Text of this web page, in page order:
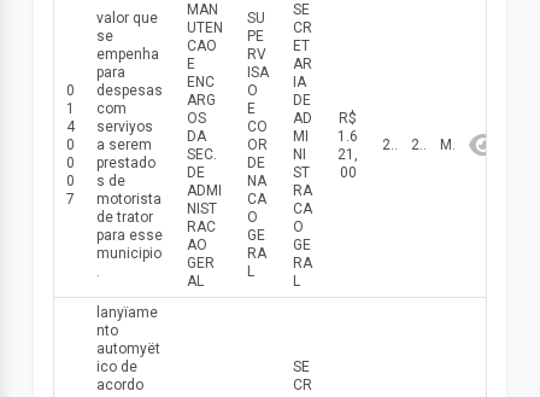
0
1
4
0
0
0
7
valor que
se
empenha
para
despesas
com
serviуos
a serem
prestado
s de
motorista
de trator
para esse
municipio
.
MAN
UTEN
CAO
E
ENC
ARG
OS
DA
SEC.
DE
ADMI
NIST
RAC
AO
GER
AL
SU
PE
RV
ISA
O
E
CO
OR
DE
NA
CA
O
GE
RA
L
SE
CR
ET
AR
IA
DE
AD
MI
NI
ST
RA
CA
O
GE
RA
L
R$
1.6
21,
00
20/05/2026 2026 Maio
lanуїame
nto
automуёt
ico de
acordo
SE
CR